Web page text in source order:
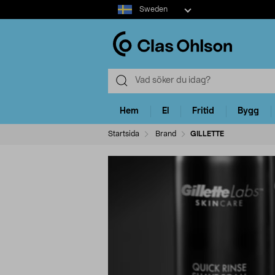
Select
market
Sweden
Hem El Fritid Bygg
Startsida Brand GILLETTE